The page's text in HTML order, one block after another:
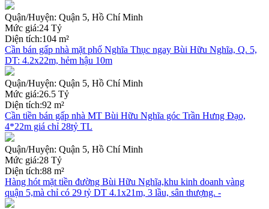
Quận/Huyện: Quận 5, Hồ Chí Minh
Mức giá:24 Tỷ
Diện tích:104 m²
Cần bán gấp nhà mặt phố Nghĩa Thục ngay Bùi Hữu Nghĩa, Q. 5,
DT: 4.2x22m, hẻm hậu 10m
Quận/Huyện: Quận 5, Hồ Chí Minh
Mức giá:26.5 Tỷ
Diện tích:92 m²
Cần tiền bán gấp nhà MT Bùi Hữu Nghĩa góc Trần Hưng Đạo,
4*22m giá chỉ 28tỷ TL
Quận/Huyện: Quận 5, Hồ Chí Minh
Mức giá:28 Tỷ
Diện tích:88 m²
Hàng hót mặt tiền đường Bùi Hữu Nghĩa,khu kinh doanh vàng
quận 5,mà chỉ có 29 tỷ DT 4.1x21m, 3 lầu, sân thượng. -